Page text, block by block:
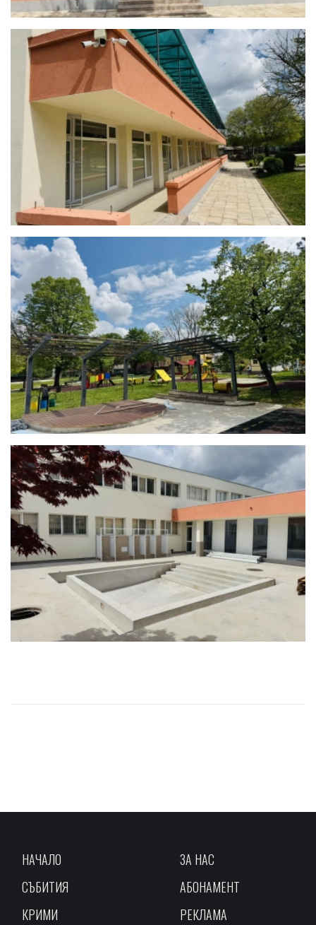
НАЧАЛО
СЪБИТИЯ
КРИМИ
ЗА НАС
АБОНАМЕНТ
РЕКЛАМА